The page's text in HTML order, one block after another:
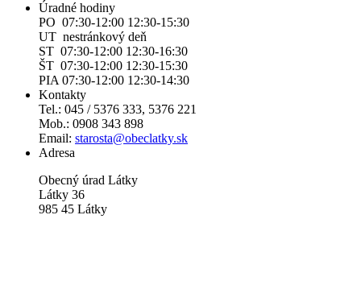
Úradné hodiny
PO 07:30-12:00 12:30-15:30
UT nestránkový deň
ST 07:30-12:00 12:30-16:30
ŠT 07:30-12:00 12:30-15:30
PIA 07:30-12:00 12:30-14:30
Kontakty
Tel.: 045 / 5376 333, 5376 221
Mob.: 0908 343 898
Email: starosta@obeclatky.sk
Adresa
Obecný úrad Látky
Látky 36
985 45 Látky